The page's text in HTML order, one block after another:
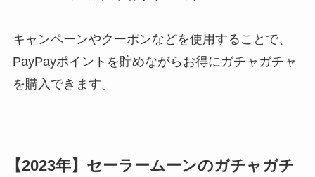
キャンペーンやクーポンなどを使用することで、
PayPayポイントを貯めながらお得にガチャガチャ
を購入できます。
【2023年】セーラームーンのガチャガチ